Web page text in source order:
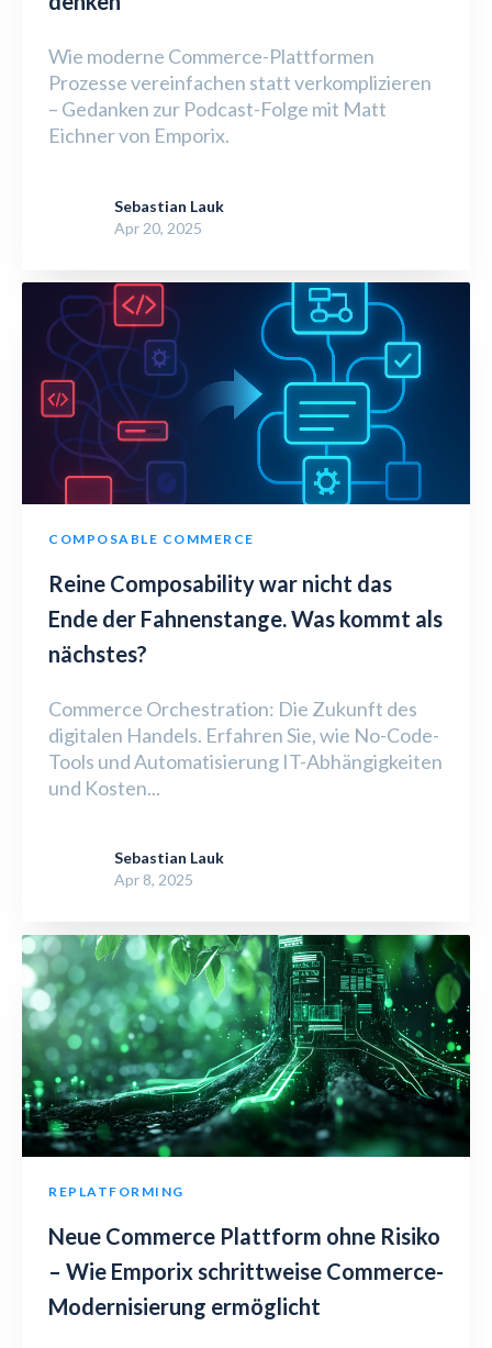
Wie moderne Commerce-Plattformen
Prozesse vereinfachen statt verkomplizieren
– Gedanken zur Podcast-Folge mit Matt
Eichner von Emporix.
Sebastian Lauk
Apr 20, 2025
COMPOSABLE COMMERCE
Reine Composability war nicht das
Ende der Fahnenstange. Was kommt als
nächstes?
Commerce Orchestration: Die Zukunft des
digitalen Handels. Erfahren Sie, wie No-Code-
Tools und Automatisierung IT-Abhängigkeiten
und Kosten...
Sebastian Lauk
Apr 8, 2025
REPLATFORMING
Neue Commerce Plattform ohne Risiko
– Wie Emporix schrittweise Commerce-
Modernisierung ermöglicht